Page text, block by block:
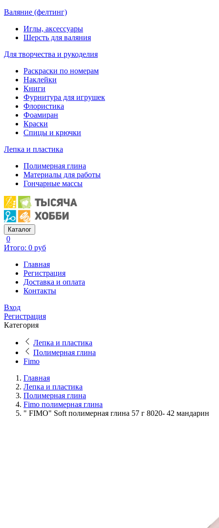
Валяние (фелтинг)
Иглы, аксессуары
Шерсть для валяния
Для творчества и рукоделия
Раскраски по номерам
Наклейки
Книги
Фурнитура для игрушек
Флористика
Фоамиран
Краски
Спицы и крючки
Лепка и пластика
Полимерная глина
Материалы для работы
Гончарные массы
Каталог
0
Итого: 0 руб
Главная
Регистрация
Доставка и оплата
Контакты
Вход
Регистрация
Категория
Лепка и пластика
Полимерная глина
Fimo
Главная
Лепка и пластика
Полимерная глина
Fimo полимерная глина
" FIMO" Soft полимерная глина 57 г 8020- 42 мандарин